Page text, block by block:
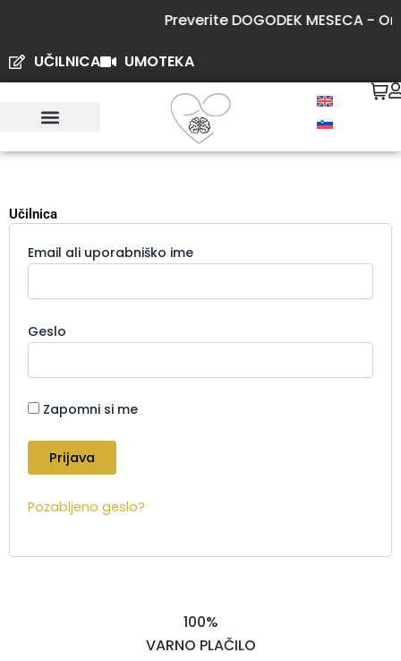
content
Preverite DOGODEK MESECA -
UČILNICA
UMOTEKA
Učilnica
Email ali uporabniško ime
Geslo
Zapomni si me
Pozabljeno geslo?
100%
VARNO PLAČILO